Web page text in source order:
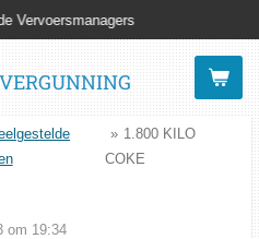
Vervoersmanagers
» 1.800 KILO
COKE
om 19:34